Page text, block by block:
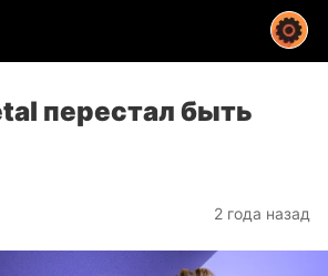
перестал быть
2 года назад